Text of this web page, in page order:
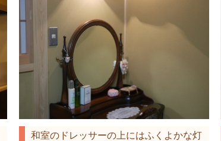
和室のドレッサーの上にはふくよかな灯